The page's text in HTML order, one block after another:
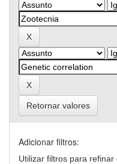
Retornar valores
Adicionar filtros:
Utilizar filtros para refinar